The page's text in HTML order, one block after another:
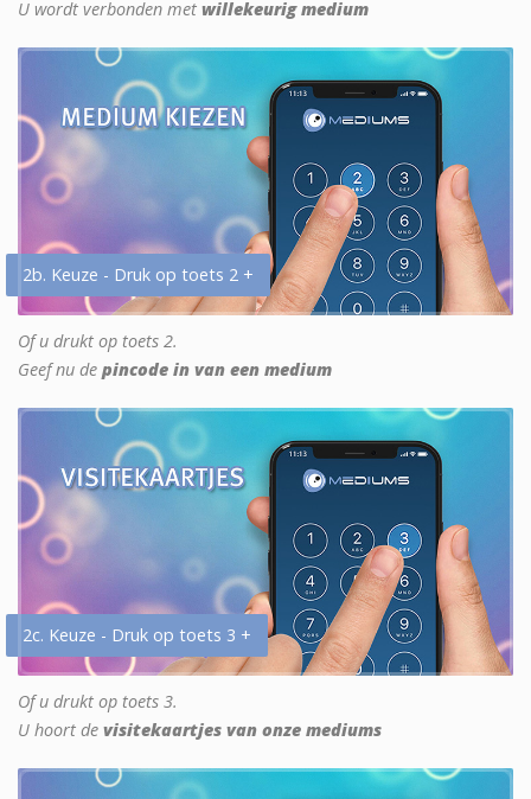
U wordt verbonden met willekeurig medium
2b. Keuze - Druk op toets 2 +
Of u drukt op toets 2.
Geef nu de pincode in van een medium
2c. Keuze - Druk op toets 3 +
Of u drukt op toets 3.
U hoort de visitekaartjes van onze mediums